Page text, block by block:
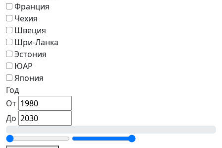
Франция
Чехия
Швеция
Шри-Ланка
Эстония
ЮАР
Япония
Год
От
До